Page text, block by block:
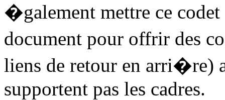
�galement mettre ce
document pour offrir des
liens de retour en arri�re)
supportent pas les cadres.